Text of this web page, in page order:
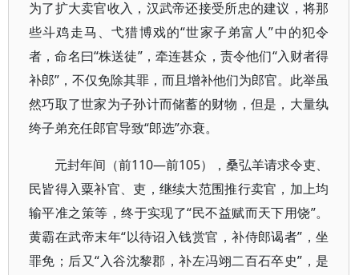
为了扩大卖官收入，汉武帝还接受所忠的建议，将那
些斗鸡走马、弋猎博戏的“世家子弟富人”中的犯令
者，命名曰“株送徒”，牵连甚众，责令他们“入财者得
补郎”，不仅免除其罪，而且增补他们为郎官。此举虽
然巧取了世家为子孙计而储蓄的财物，但是，大量纨
绔子弟充任郎官导致“郎选”亦衰。
元封年间（前110—前105），桑弘羊请求令吏、
民皆得入粟补官、吏，继续大范围推行卖官，加上均
输平准之策等，终于实现了“民不益赋而天下用饶”。
黄霸在武帝末年“以待诏入钱赏官，补侍郎谒者”，坐
罪免；后又“入谷沈黎郡，补左冯翊二百石卒史”，是